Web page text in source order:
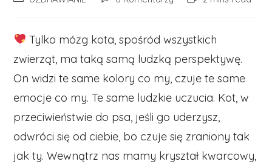
Tylko mózg kota, spośród wszystkich
zwierząt, ma taką samą ludzką perspektywę.
On widzi te same kolory co my, czuje te same
emocje co my. Te same ludzkie uczucia. Kot, w
przeciwieństwie do psa, jeśli go uderzysz,
odwróci się od ciebie, bo czuje się zraniony tak
jak ty. Wewnątrz nas mamy kryształ kwarcowy,